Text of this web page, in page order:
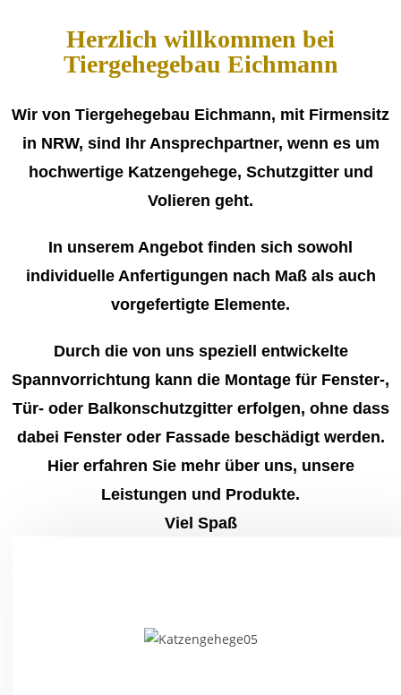
Herzlich willkommen bei
Tiergehegebau Eichmann
Wir von Tiergehegebau Eichmann, mit Firmensitz
in NRW, sind Ihr Ansprechpartner, wenn es um
hochwertige Katzengehege, Schutzgitter und
Volieren geht.
In unserem Angebot finden sich sowohl
individuelle Anfertigungen nach Maß als auch
vorgefertigte Elemente.
Durch die von uns speziell entwickelte
Spannvorrichtung kann die Montage für Fenster-,
Tür- oder Balkonschutzgitter erfolgen, ohne dass
dabei Fenster oder Fassade beschädigt werden.
Hier erfahren Sie mehr über uns, unsere
Leistungen und Produkte.
Viel Spaß